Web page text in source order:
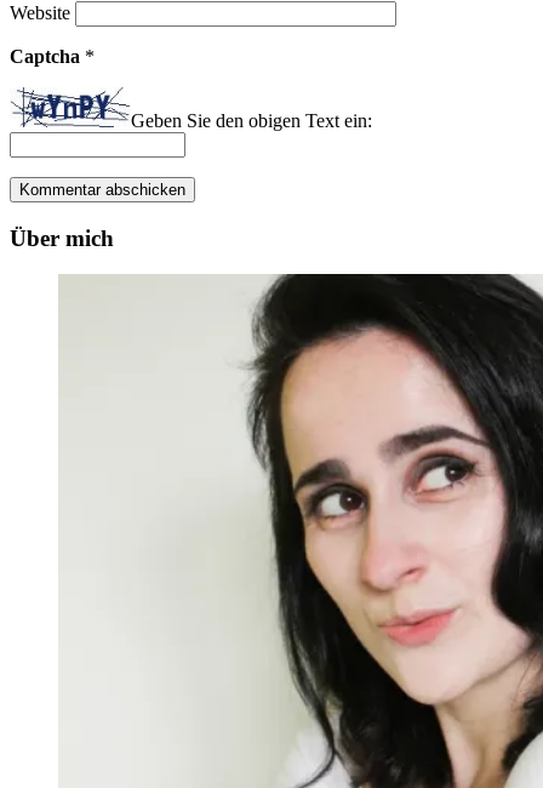
Website
Captcha *
Geben Sie den obigen Text ein:
Über mich